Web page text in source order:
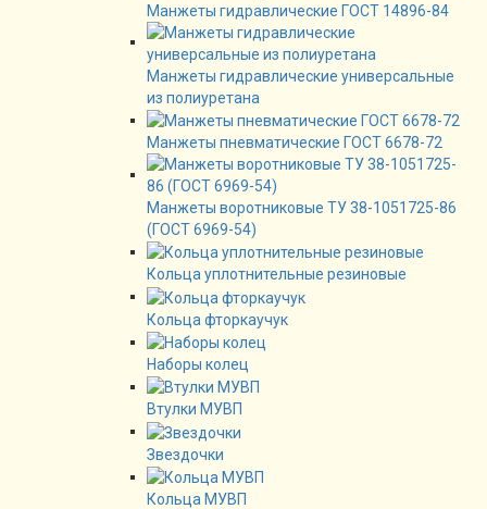
Манжеты гидравлические ГОСТ 14896-84
Манжеты гидравлические универсальные
из полиуретана
Манжеты пневматические ГОСТ 6678-72
Манжеты воротниковые ТУ 38-1051725-86
(ГОСТ 6969-54)
Кольца уплотнительные резиновые
Кольца фторкаучук
Наборы колец
Втулки МУВП
Звездочки
Кольца МУВП